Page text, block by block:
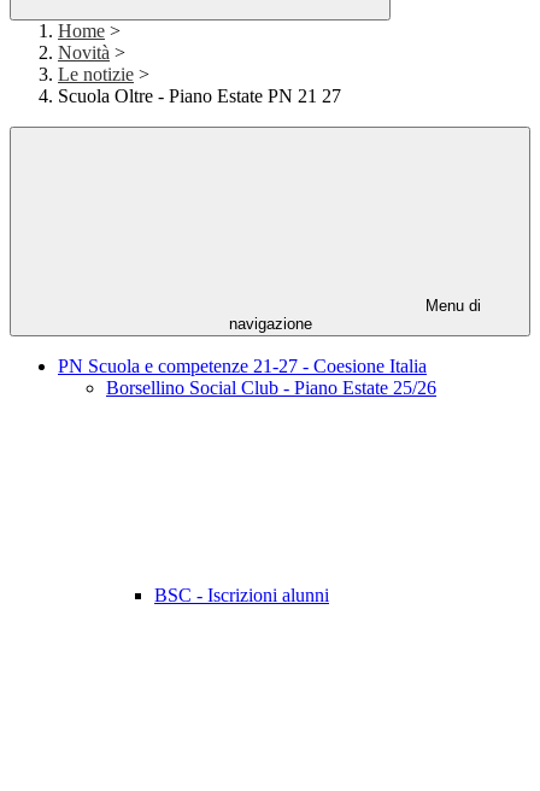
Home >
Novità >
Le notizie >
Scuola Oltre - Piano Estate PN 21 27
Menu di
navigazione
PN Scuola e competenze 21-27 - Coesione Italia
Borsellino Social Club - Piano Estate 25/26
BSC - Iscrizioni alunni